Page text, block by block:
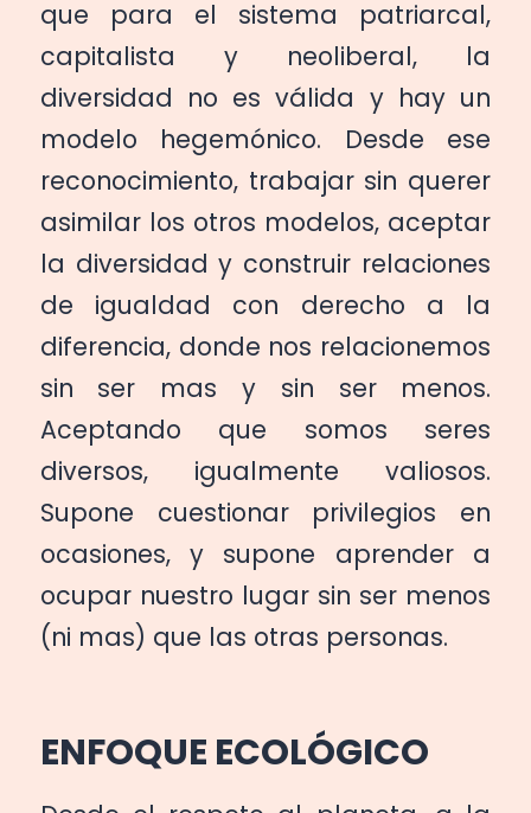
que para el sistema patriarcal,
capitalista y neoliberal, la
diversidad no es válida y hay un
modelo hegemónico. Desde ese
reconocimiento, trabajar sin querer
asimilar los otros modelos, aceptar
la diversidad y construir relaciones
de igualdad con derecho a la
diferencia, donde nos relacionemos
sin ser mas y sin ser menos.
Aceptando que somos seres
diversos, igualmente valiosos.
Supone cuestionar privilegios en
ocasiones, y supone aprender a
ocupar nuestro lugar sin ser menos
(ni mas) que las otras personas.
ENFOQUE ECOLÓGICO